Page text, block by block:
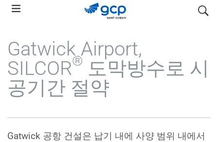
Skip
navigation
search
Gatwick Airport,
SILCOR® 도막방수로 시
공기간 절약
Gatwick 공항 건설은 납기 내에 사양 범위 내에서